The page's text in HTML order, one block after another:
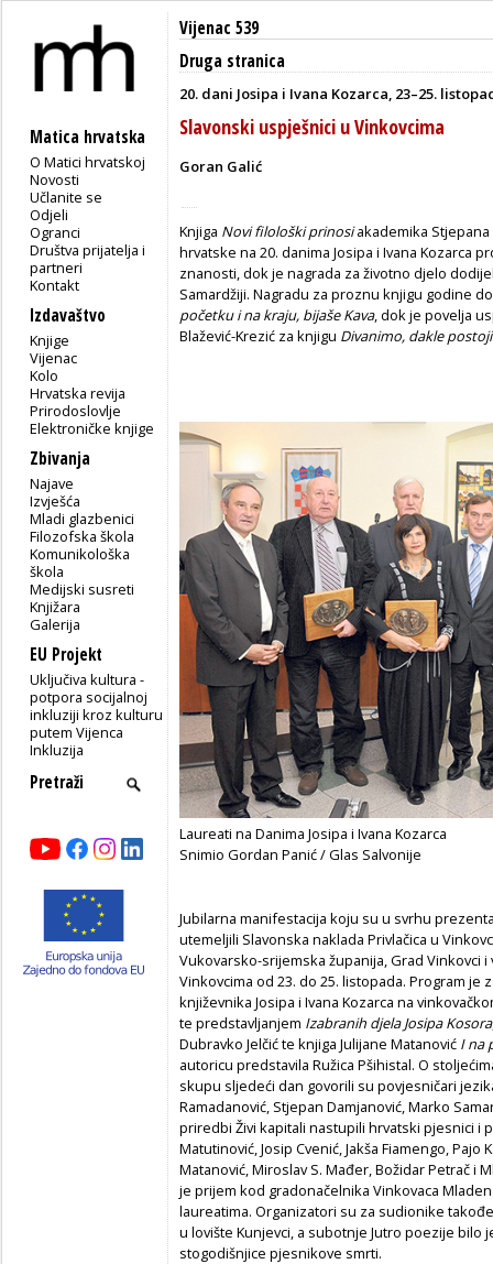
Matica hrvatska
O Matici hrvatskoj
Novosti
Učlanite se
Odjeli
Ogranci
Društva prijatelja i
partneri
Kontakt
Izdavaštvo
Knjige
Vijenac
Kolo
Hrvatska revija
Prirodoslovlje
Elektroničke knjige
Zbivanja
Najave
Izvješća
Mladi glazbenici
Filozofska škola
Komunikološka
škola
Medijski susreti
Knjižara
Galerija
EU Projekt
Uključiva kultura -
potpora socijalnoj
inkluziji kroz kulturu
putem Vijenca
Inkluzija
Vijenac 539
Druga stranica
20. dani Josipa i Ivana Kozarca, 23–25.
Slavonski uspješnici u Vinkovcima
Goran Galić
Knjiga Novi filološki prinosiakademika
hrvatske na 20. danima Josipa i Ivana Kozarca
znanosti, dok je nagrada za životno djelo
Samardžiji. Nagradu za proznu knjigu godine
početku i na kraju, bijaše Kava, dok je povelja
Blažević-Krezić za knjigu Divanimo, dakle
Laureati na Danima Josipa i Ivana Kozarca
Snimio Gordan Panić / Glas Salvonije
Jubilarna manifestacija koju su u svrhu
utemeljili Slavonska naklada Privlačica u
Vukovarsko-srijemska županija, Grad Vinkovci
Vinkovcima od 23. do 25. listopada. Program
književnika Josipa i Ivana Kozarca na
te predstavljanjem Izabranih djela Josipa Kosora
Dubravko Jelčić te knjiga Julijane Matanović I na
autoricu predstavila Ružica Pšihistal. O
skupu sljedeći dan govorili su povjesničari
Ramadanović, Stjepan Damjanović, Marko
priredbi Živi kapitali nastupili hrvatski pjesnici i
Matutinović, Josip Cvenić, Jakša Fiamengo, Pajo
Matanović, Miroslav S. Mađer, Božidar Petrač i
je prijem kod gradonačelnika Vinkovaca
laureatima. Organizatori su za sudionike
u lovište Kunjevci, a subotnje Jutro poezije bilo
stogodišnjice pjesnikove smrti.